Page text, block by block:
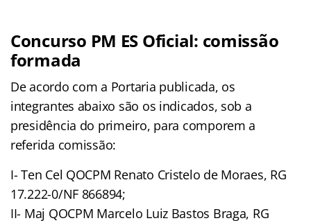
Concurso PM ES Oficial: comissão
formada
De acordo com a Portaria publicada, os
integrantes abaixo são os indicados, sob a
presidência do primeiro, para comporem a
referida comissão:
I- Ten Cel QOCPM Renato Cristelo de Moraes, RG
17.222-0/NF 866894;
II- Maj QOCPM Marcelo Luiz Bastos Braga, RG